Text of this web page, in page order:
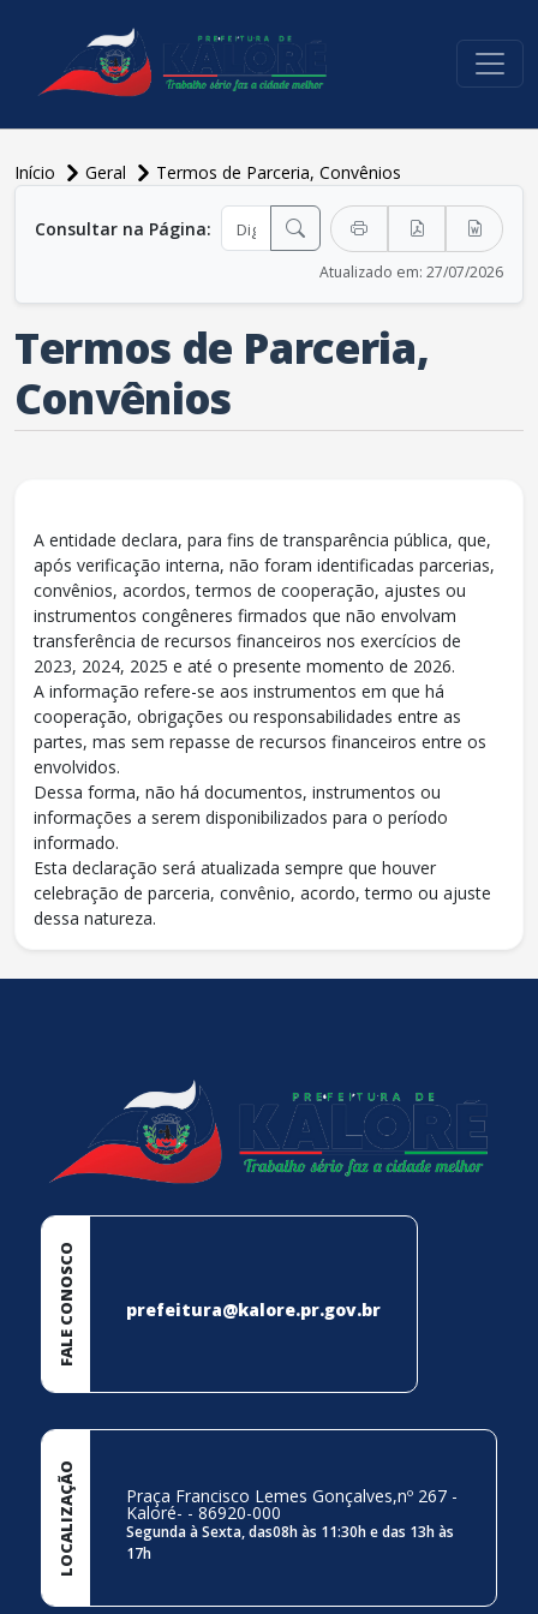
Início Geral
Termos de Parceria, Convênios
Consultar na Página:
Atualizado em: 27/07/2026
Termos de Parceria,
Convênios
A entidade declara, para fins de transparência pública, que,
após verificação interna, não foram identificadas parcerias,
convênios, acordos, termos de cooperação, ajustes ou
instrumentos congêneres firmados que não envolvam
transferência de recursos financeiros nos exercícios de
2023, 2024, 2025 e até o presente momento de 2026.
A informação refere-se aos instrumentos em que há
cooperação, obrigações ou responsabilidades entre as
partes, mas sem repasse de recursos financeiros entre os
envolvidos.
Dessa forma, não há documentos, instrumentos ou
informações a serem disponibilizados para o período
informado.
Esta declaração será atualizada sempre que houver
celebração de parceria, convênio, acordo, termo ou ajuste
dessa natureza.
FALE CONOSCO prefeitura@kalore.pr.gov.br
LOCALIZAÇÃO Praça Francisco Lemes Gonçalves,nº 267 -
Kaloré- - 86920-000
Segunda à Sexta, das08h às 11:30h e das 13h às
17h